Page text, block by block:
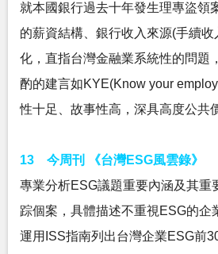
就本國銀行過去十年發生理專盜領
的薪資結構、銀行收入來源(手續
化，直指台灣金融業系統性的問題
酌的建言如KYE(Know your
性十足、故事性高，深具高度公共
13 今周刊 《台灣ESG風雲錄》
專業分析ESG議題重要內涵及其重
踪個案，具體描述不重視ESG的企
運用ISS指南列出台灣企業ESG前